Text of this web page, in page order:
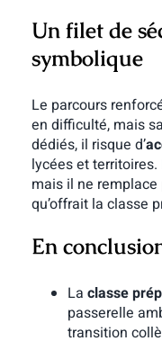
Un filet de
symbolique
Le parcours
en difficulté, mais
dédiés, il risque d’
lycées et
mais il ne
qu’offrait la classe
En
La classe
passerelle
transition